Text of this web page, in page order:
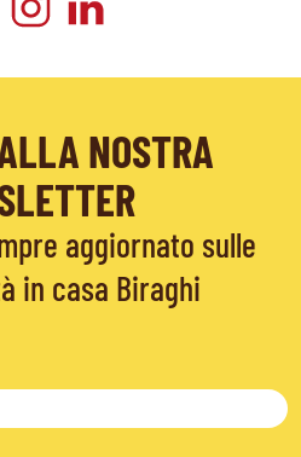
NOSTRA
aggiornato sulle
in casa Biraghi